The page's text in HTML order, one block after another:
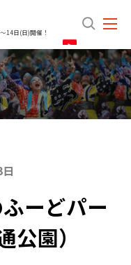
14日(日)開催！
search
ーどパー
公園）